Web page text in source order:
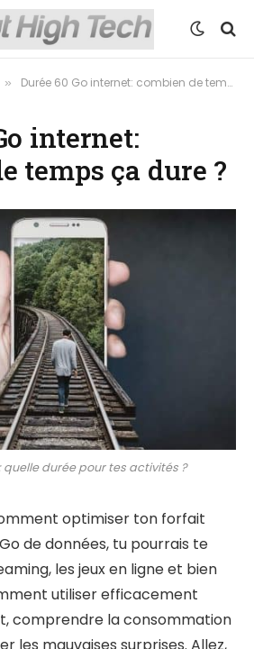
» Durée 60 Go internet: combien de temps ça dure ?
internet:
temps ça dure ?
quelle durée pour tes activités ?
optimiser ton forfait
de données, tu pourrais te
les jeux en ligne et bien
utiliser efficacement
comprendre la consommation